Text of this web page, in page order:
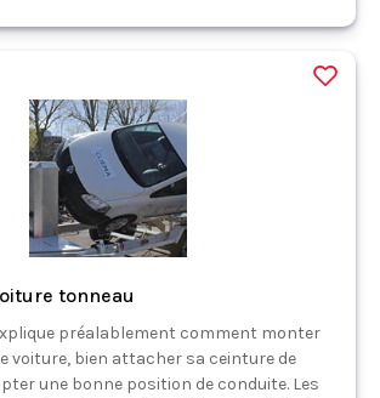
tonneau
préalablement comment monter
voiture, bien attacher sa ceinture de
une bonne position de conduite. Les